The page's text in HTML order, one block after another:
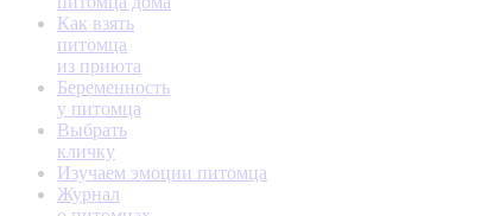
Как взять
питомца
из приюта
Беременность
у питомца
Выбрать
кличку
Изучаем эмоции питомца
Журнал